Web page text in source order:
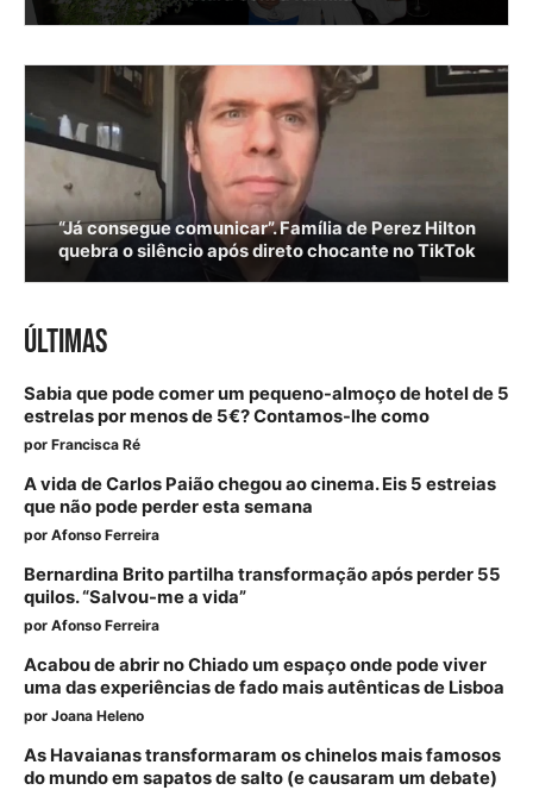
“Já consegue comunicar”. Família de Perez Hilton
quebra o silêncio após direto chocante no TikTok
ÚLTIMAS
Sabia que pode comer um pequeno-almoço de hotel de 5
estrelas por menos de 5€? Contamos-lhe como
por Francisca Ré
A vida de Carlos Paião chegou ao cinema. Eis 5 estreias
que não pode perder esta semana
por Afonso Ferreira
Bernardina Brito partilha transformação após perder 55
quilos. “Salvou-me a vida”
por Afonso Ferreira
Acabou de abrir no Chiado um espaço onde pode viver
uma das experiências de fado mais autênticas de Lisboa
por Joana Heleno
As Havaianas transformaram os chinelos mais famosos
do mundo em sapatos de salto (e causaram um debate)